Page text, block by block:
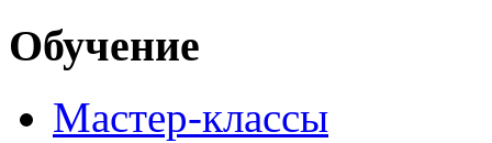
Обучение
Мастер-классы